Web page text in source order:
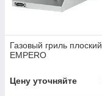
Газовый гриль плоский
EMPERO
Цену уточняйте